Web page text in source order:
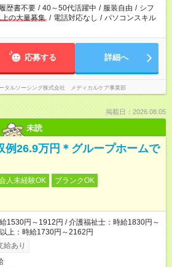
履歴書不要 / 40～50代活躍中 / 服装自由 / シフ
の大量募集 / 電話対応なし / パソコンスキル
応募する 詳細へ
タルソーシング株式会社 メディカルケア事業部
掲載日：2026.08.05
未読
例26.9万円＊グループホームで
人未経験OK
ブランクOK
1530円～1912円 / 介護福祉士：時給1830円～
上：時給1730円～2162円
給あり